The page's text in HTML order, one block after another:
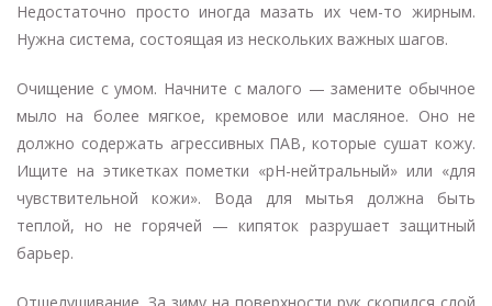
Недостаточно просто иногда мазать их чем-то жирным.
Нужна система, состоящая из нескольких важных шагов.
Очищение с умом. Начните с малого — замените обычное
мыло на более мягкое, кремовое или масляное. Оно не
должно содержать агрессивных ПАВ, которые сушат кожу.
Ищите на этикетках пометки «pH-нейтральный» или «для
чувствительной кожи». Вода для мытья должна быть
теплой, но не горячей — кипяток разрушает защитный
барьер.